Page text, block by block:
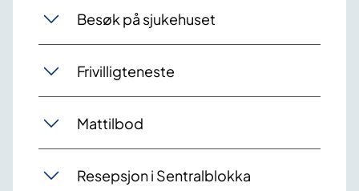
Besøk på sjukehuset
Frivilligteneste
Mattilbod
Resepsjon i Sentralblokka